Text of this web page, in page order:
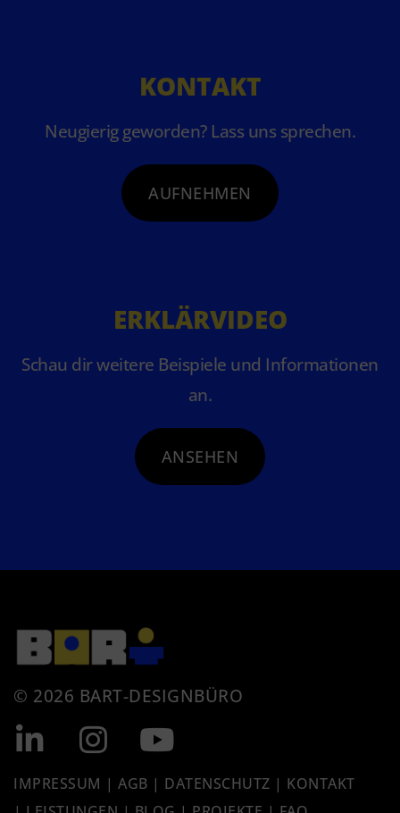
KONTAKT
Neugierig geworden? Lass uns sprechen.
AUFNEHMEN
ERKLÄRVIDEO
Schau dir weitere Beispiele und Informationen
an.
ANSEHEN
© 2026 BART-DESIGNBÜRO
IMPRESSUM | AGB | DATENSCHUTZ | KONTAKT